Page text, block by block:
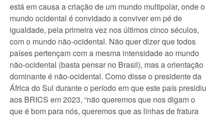
está em causa a criação de um mundo multipolar, onde o
mundo ocidental é convidado a conviver em pé de
igualdade, pela primeira vez nos últimos cinco séculos,
com o mundo não-ocidental. Não quer dizer que todos
países pertençam com a mesma intensidade ao mundo
não-ocidental (basta pensar no Brasil), mas a orientação
dominante é não-ocidental. Como disse o presidente da
África do Sul durante o período em que este país presidiu
aos BRICS em 2023, “não queremos que nos digam o
que é bom para nós, queremos que as linhas de fratura